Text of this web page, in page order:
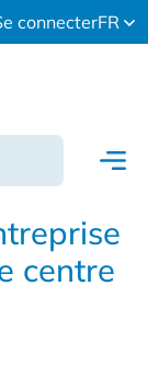
connecterFR
centre